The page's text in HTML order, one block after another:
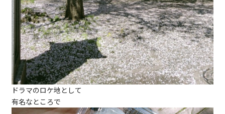
ドラマのロケ地として
有名なところで